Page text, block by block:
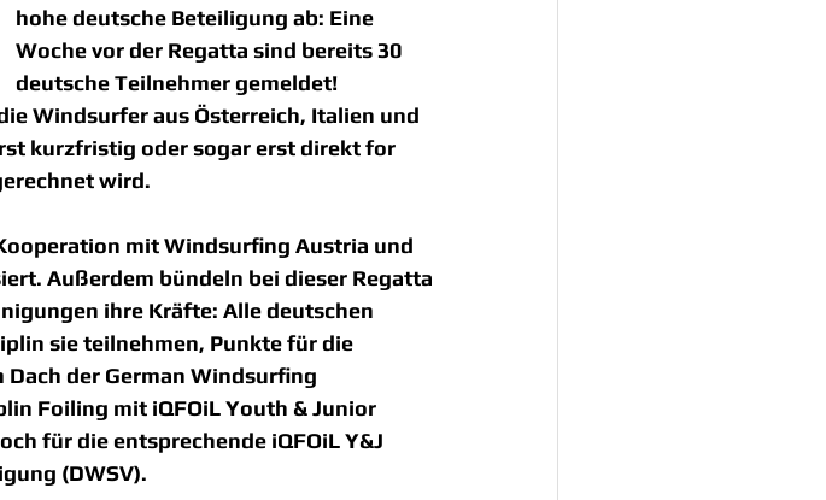
hohe deutsche Beteiligung ab: Eine
Woche vor der Regatta sind bereits 30
deutsche Teilnehmer gemeldet!
Windsurfer aus Österreich, Italien und
kurzfristig oder sogar erst direkt for
wird.
mit Windsurfing Austria und
Außerdem bündeln bei dieser Regatta
ihre Kräfte: Alle deutschen
sie teilnehmen, Punkte für die
der German Windsurfing
Foiling mit iQFOiL Youth & Junior
für die entsprechende iQFOiL Y&J
(DWSV).